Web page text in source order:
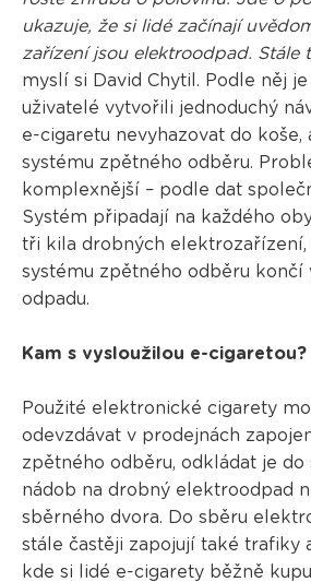
ukazuje, že si lidé začínají
zařízení jsou elektroodpad. Stále
myslí si David Chytil. Podle něj
uživatelé vytvořili jednoduchý
e-cigaretu nevyhazovat do koše,
systému zpětného odběru.
komplexnější – podle dat
Systém připadají na každého
tři kila drobných
systému zpětného odběru končí
odpadu.
Kam s vysloužilou e-cigaretou?
Použité elektronické cigarety
odevzdávat v prodejnách
zpětného odběru, odkládat je do
nádob na drobný elektroodpad
sběrného dvora. Do sběru
stále častěji zapojují také trafiky
kde si lidé e-cigarety běžně